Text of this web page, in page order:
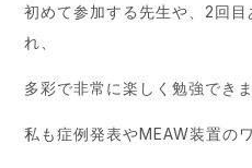
初めて参加する先生や、2回
れ、
多彩で非常に楽しく勉強できま
私も症例発表やMEAW装置の